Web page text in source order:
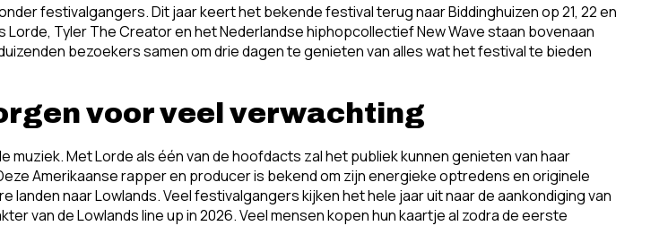
festivalgangers. Dit jaar keert het bekende festival terug naar Biddinghuizen op 21, 22 en
Tyler The Creator en het Nederlandse hiphopcollectief New Wave staan bovenaan
bezoekers samen om drie dagen te genieten van alles wat het festival te bieden
voor veel verwachting
Met Lorde als één van de hoofdacts zal het publiek kunnen genieten van haar
Amerikaanse rapper en producer is bekend om zijn energieke optredens en originele
naar Lowlands. Veel festivalgangers kijken het hele jaar uit naar de aankondiging van
van de Lowlands line up in 2026. Veel mensen kopen hun kaartje al zodra de eerste